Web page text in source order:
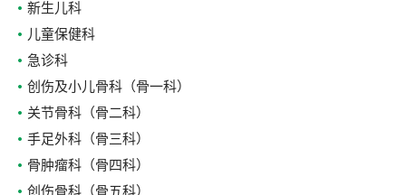
新生儿科
儿童保健科
急诊科
创伤及小儿骨科（骨一科）
关节骨科（骨二科）
手足外科（骨三科）
骨肿瘤科（骨四科）
创伤骨科（骨五科）